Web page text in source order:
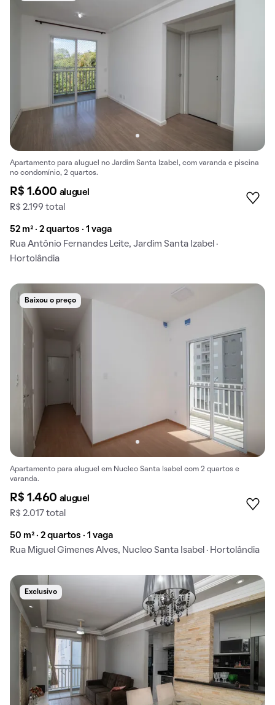
Apartamento para aluguel no Jardim Santa Izabel, com varanda e piscina
no condomínio, 2 quartos.
R$ 1.600 aluguel
R$ 2.199 total
52 m² · 2 quartos · 1 vaga
Rua Antônio Fernandes Leite, Jardim Santa Izabel ·
Hortolândia
Baixou o preço
Apartamento para aluguel em Nucleo Santa Isabel com 2 quartos e
varanda.
R$ 1.460 aluguel
R$ 2.017 total
50 m² · 2 quartos · 1 vaga
Rua Miguel Gimenes Alves, Nucleo Santa Isabel · Hortolândia
Exclusivo